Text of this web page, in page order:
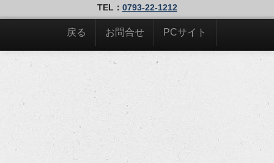
TEL： 0793-22-1212
戻る お問合せ PCサイト